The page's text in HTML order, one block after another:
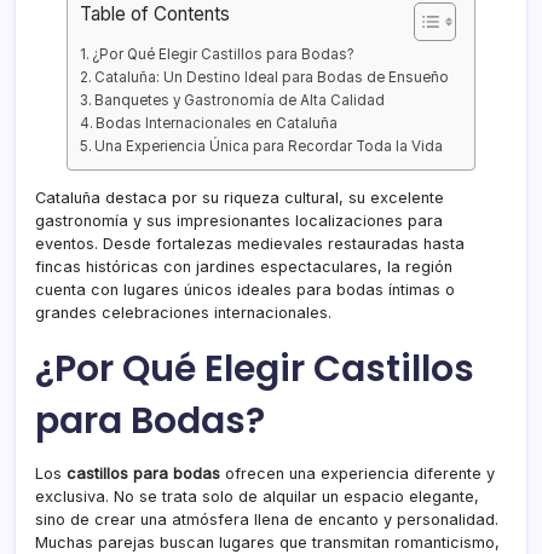
Table of Contents
¿Por Qué Elegir Castillos para Bodas?
Cataluña: Un Destino Ideal para Bodas de Ensueño
Banquetes y Gastronomía de Alta Calidad
Bodas Internacionales en Cataluña
Una Experiencia Única para Recordar Toda la Vida
Cataluña destaca por su riqueza cultural, su excelente
gastronomía y sus impresionantes localizaciones para
eventos. Desde fortalezas medievales restauradas hasta
fincas históricas con jardines espectaculares, la región
cuenta con lugares únicos ideales para bodas íntimas o
grandes celebraciones internacionales.
¿Por Qué Elegir Castillos
para Bodas?
Los castillos para bodas ofrecen una experiencia diferente y
exclusiva. No se trata solo de alquilar un espacio elegante,
sino de crear una atmósfera llena de encanto y personalidad.
Muchas parejas buscan lugares que transmitan romanticismo,